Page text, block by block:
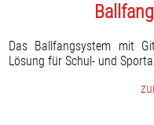
Das Ballfangsystem mit
Lösung für Schul- und